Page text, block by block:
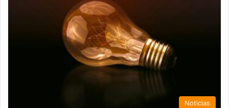
Noticias